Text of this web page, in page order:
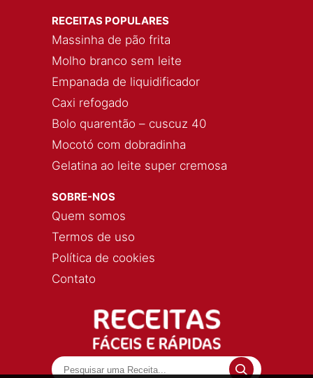
RECEITAS POPULARES
Massinha de pão frita
Molho branco sem leite
Empanada de liquidificador
Caxi refogado
Bolo quarentão – cuscuz 40
Mocotó com dobradinha
Gelatina ao leite super cremosa
SOBRE-NOS
Quem somos
Termos de uso
Política de cookies
Contato